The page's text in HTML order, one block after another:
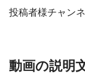
投稿者様チャン
動画の説明